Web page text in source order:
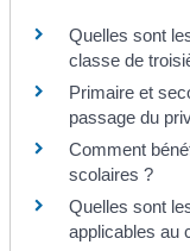
Quelles sont
classe de
Primaire et
passage du
Comment
scolaires ?
Quelles sont
applicables au